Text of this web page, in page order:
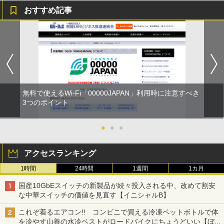
おすすめ記事
無料で使えるWi-Fi「00000JAPAN」利用時に注意すべき
3つのポイント
● ● ●
アクセスランキング
1時間 24時間 1週間 1カ月
国産10GbEスイッチの新製品が続々投入される中、改めて割安
な中華スイッチの価値を見直す【イニシャルB】
これぞ着るエアコン!! コンビニで買える冷凍ペットボトルで体
を冷やす山善の水冷ベストがロードバイクにちょうどいい【ぼっ